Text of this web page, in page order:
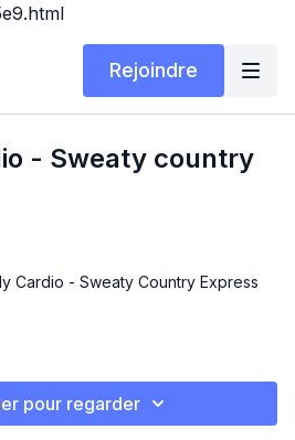
Rejoindre
- Sweaty country
Cardio - Sweaty Country Express
prendre des plus longues pauses
pour regarder